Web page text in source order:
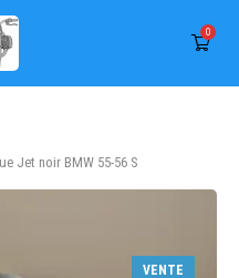
0
Jet noir BMW 55-56 S
VENTE